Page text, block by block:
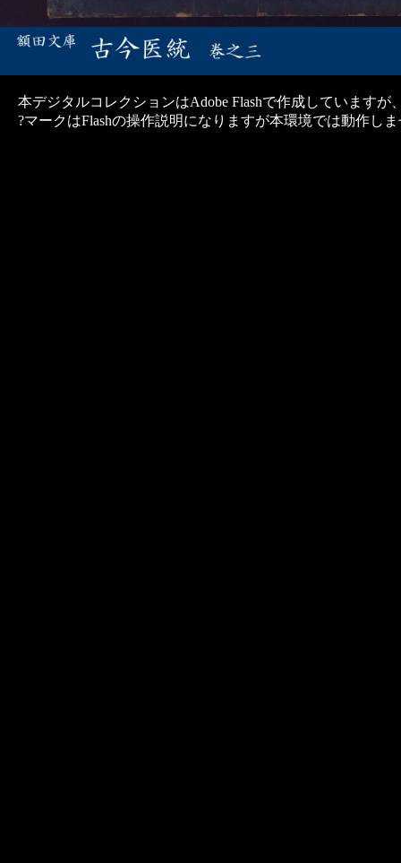
本デジタルコレクションはAdobe Flashで作成しています
?マークはFlashの操作説明になりますが本環境では動作し